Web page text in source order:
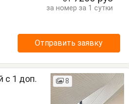
за номер за 1 сутки
Отправить заявку
с 1 доп.
8